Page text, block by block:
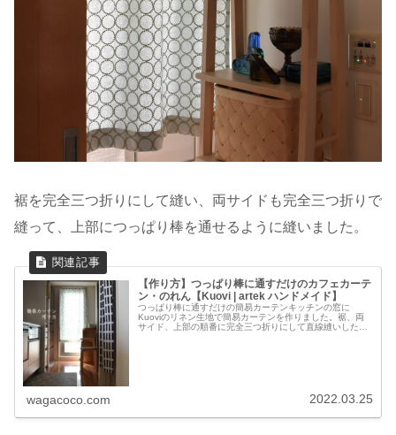
裾を完全三つ折りにして縫い、両サイドも完全三つ折りで
縫って、上部につっぱり棒を通せるように縫いました。
【作り方】つっぱり棒に通すだけのカフェカーテ
ン・のれん【Kuovi | artek ハンドメイド】
つっぱり棒に通すだけの簡易カーテンキッチンの窓に
Kuoviのリネン生地で簡易カーテンを作りました。裾、両
サイド、上部の順番に完全三つ折りにして直線縫いしただ
wagacoco.com 2022.03.25